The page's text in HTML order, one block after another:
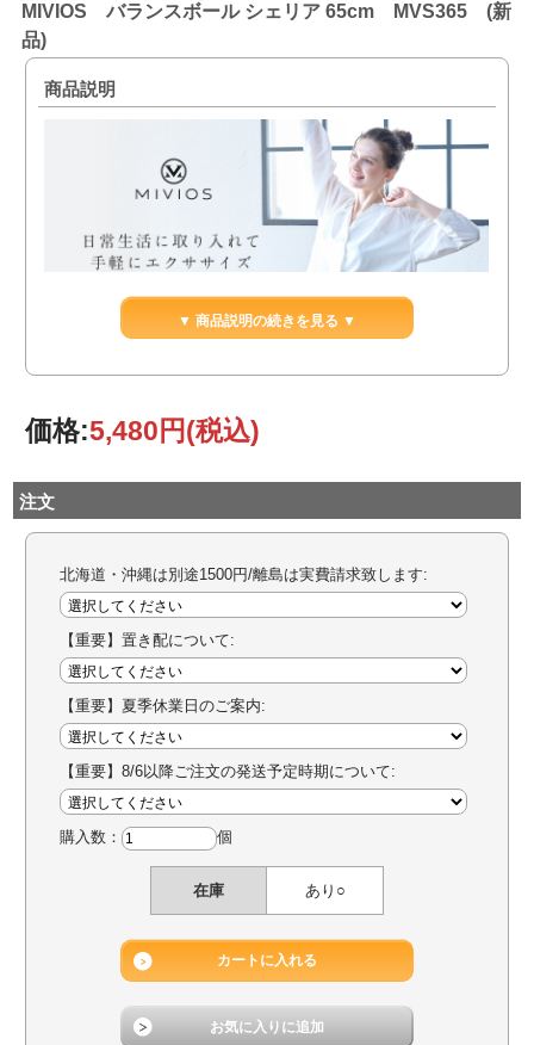
MIVIOS バランスボール シェリア 65cm MVS365 (新
品)
商品説明
▼ 商品説明の続きを見る ▼
価格:5,480円(税込)
注文
北海道・沖縄は別途1500円/離島は実費請求致します:
【重要】置き配について:
【重要】夏季休業日のご案内:
【重要】8/6以降ご注文の発送予定時期について:
購入数： 個
在庫 あり○